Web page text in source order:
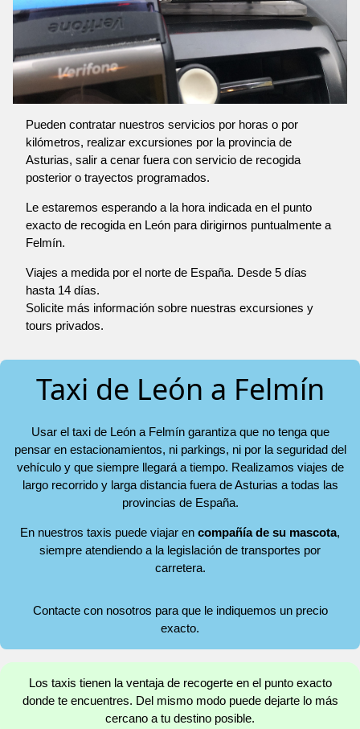
Pueden contratar nuestros servicios por horas o por
kilómetros, realizar excursiones por la provincia de
Asturias, salir a cenar fuera con servicio de recogida
posterior o trayectos programados.
Le estaremos esperando a la hora indicada en el punto
exacto de recogida en León para dirigirnos puntualmente a
Felmín.
Viajes a medida por el norte de España. Desde 5 días
hasta 14 días.
Solicite más información sobre nuestras excursiones y
tours privados.
Taxi de León a Felmín
Usar el taxi de León a Felmín garantiza que no tenga que
pensar en estacionamientos, ni parkings, ni por la seguridad del
vehículo y que siempre llegará a tiempo. Realizamos viajes de
largo recorrido y larga distancia fuera de Asturias a todas las
provincias de España.
En nuestros taxis puede viajar en compañía de su mascota,
siempre atendiendo a la legislación de transportes por
carretera.
Contacte con nosotros para que le indiquemos un precio
exacto.
Los taxis tienen la ventaja de recogerte en el punto exacto
donde te encuentres. Del mismo modo puede dejarte lo más
cercano a tu destino posible.